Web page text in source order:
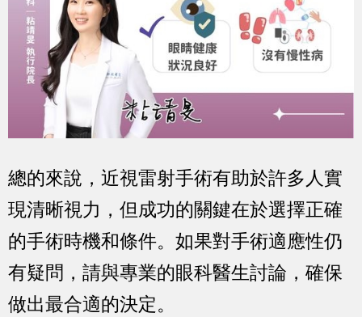
總的來說，近視雷射手術有助於許多人實
現清晰視力，但成功的關鍵在於選擇正確
的手術時機和條件。如果對手術適應性仍
有疑問，請與專業的眼科醫生討論，確保
做出最合適的決定。